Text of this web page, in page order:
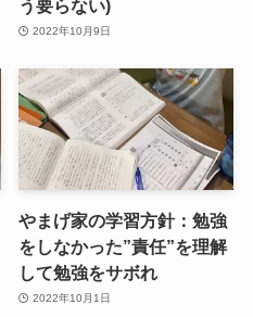
う要らない)
2022年10月9日
やまげ家の学習方針：勉強
をしなかった”責任”を理解
して勉強をサボれ
2022年10月1日